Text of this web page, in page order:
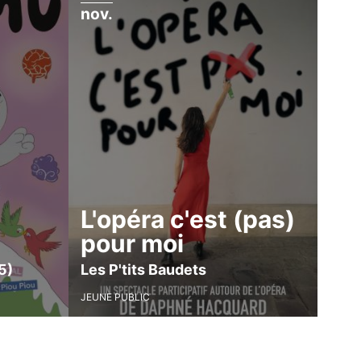
nov.
L'opéra c'est (pas)
pour moi
Les P'tits Baudets
JEUNE PUBLIC